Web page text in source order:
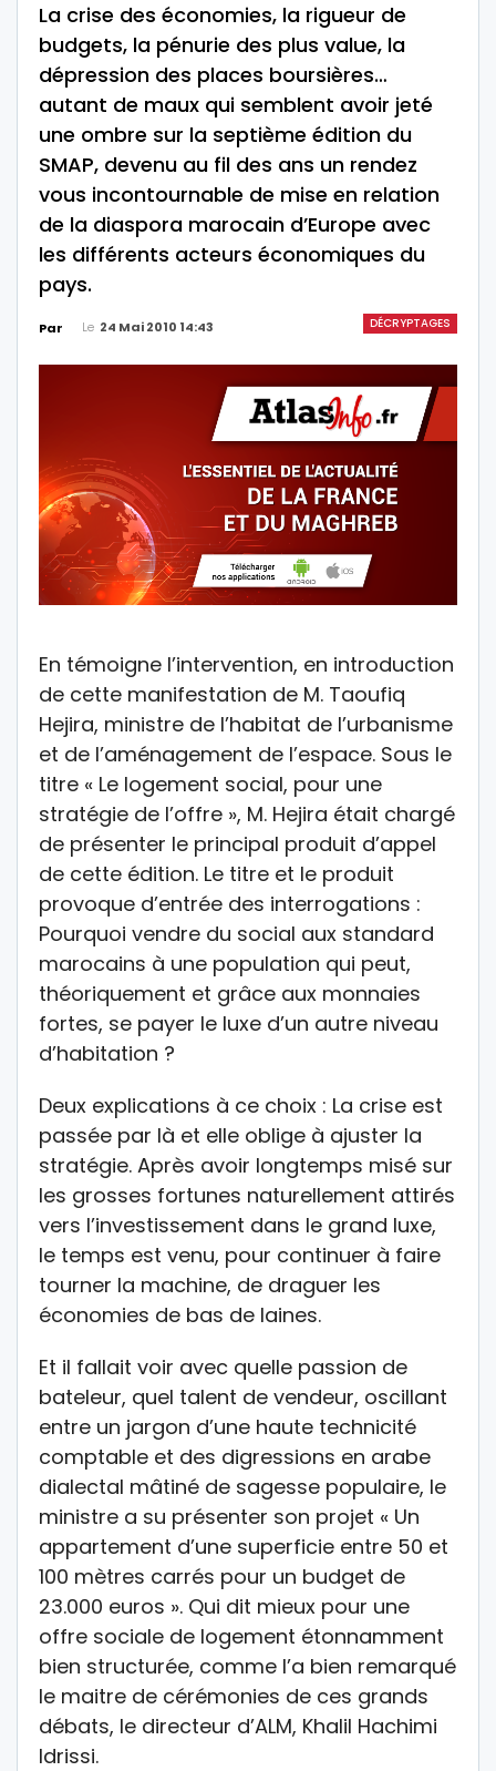
La crise des économies, la rigueur de
budgets, la pénurie des plus value, la
dépression des places boursières…
autant de maux qui semblent avoir jeté
une ombre sur la septième édition du
SMAP, devenu au fil des ans un rendez
vous incontournable de mise en relation
de la diaspora marocain d’Europe avec
les différents acteurs économiques du
pays.
DÉCRYPTAGES
Par Le 24 Mai 2010 14:43
En témoigne l’intervention, en introduction
de cette manifestation de M. Taoufiq
Hejira, ministre de l’habitat de l’urbanisme
et de l’aménagement de l’espace. Sous le
titre « Le logement social, pour une
stratégie de l’offre », M. Hejira était chargé
de présenter le principal produit d’appel
de cette édition. Le titre et le produit
provoque d’entrée des interrogations :
Pourquoi vendre du social aux standard
marocains à une population qui peut,
théoriquement et grâce aux monnaies
fortes, se payer le luxe d’un autre niveau
d’habitation ?
Deux explications à ce choix : La crise est
passée par là et elle oblige à ajuster la
stratégie. Après avoir longtemps misé sur
les grosses fortunes naturellement attirés
vers l’investissement dans le grand luxe,
le temps est venu, pour continuer à faire
tourner la machine, de draguer les
économies de bas de laines.
Et il fallait voir avec quelle passion de
bateleur, quel talent de vendeur, oscillant
entre un jargon d’une haute technicité
comptable et des digressions en arabe
dialectal mâtiné de sagesse populaire, le
ministre a su présenter son projet « Un
appartement d’une superficie entre 50 et
100 mètres carrés pour un budget de
23.000 euros ». Qui dit mieux pour une
offre sociale de logement étonnamment
bien structurée, comme l’a bien remarqué
le maitre de cérémonies de ces grands
débats, le directeur d’ALM, Khalil Hachimi
Idrissi.